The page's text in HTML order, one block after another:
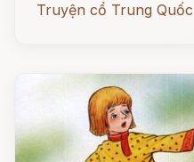
Truyện cổ Trung Quốc